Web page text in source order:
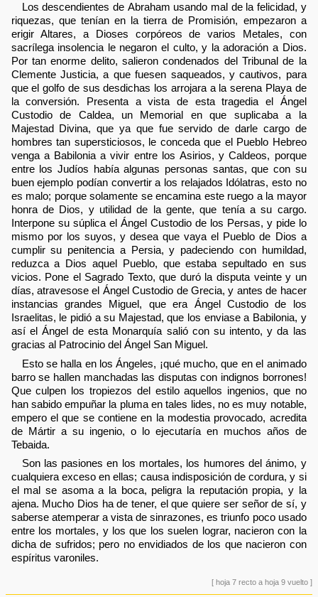
Los descendientes de Abraham usando mal de la felicidad, y
riquezas, que tenían en la tierra de Promisión, empezaron a
erigir Altares, a Dioses corpóreos de varios Metales, con
sacrílega insolencia le negaron el culto, y la adoración a Dios.
Por tan enorme delito, salieron condenados del Tribunal de la
Clemente Justicia, a que fuesen saqueados, y cautivos, para
que el golfo de sus desdichas los arrojara a la serena Playa de
la conversión. Presenta a vista de esta tragedia el Ángel
Custodio de Caldea, un Memorial en que suplicaba a la
Majestad Divina, que ya que fue servido de darle cargo de
hombres tan supersticiosos, le conceda que el Pueblo Hebreo
venga a Babilonia a vivir entre los Asirios, y Caldeos, porque
entre los Judíos había algunas personas santas, que con su
buen ejemplo podían convertir a los relajados Idólatras, esto no
es malo; porque solamente se encamina este ruego a la mayor
honra de Dios, y utilidad de la gente, que tenía a su cargo.
Interpone su súplica el Ángel Custodio de los Persas, y pide lo
mismo por los suyos, y desea que vaya el Pueblo de Dios a
cumplir su penitencia a Persia, y padeciendo con humildad,
reduzca a Dios aquel Pueblo, que estaba sepultado en sus
vicios. Pone el Sagrado Texto, que duró la disputa veinte y un
días, atravesose el Ángel Custodio de Grecia, y antes de hacer
instancias grandes Miguel, que era Ángel Custodio de los
Israelitas, le pidió a su Majestad, que los enviase a Babilonia, y
así el Ángel de esta Monarquía salió con su intento, y da las
gracias al Patrocinio del Ángel San Miguel.
Esto se halla en los Ángeles, ¡qué mucho, que en el animado
barro se hallen manchadas las disputas con indignos borrones!
Que culpen los tropiezos del estilo aquellos ingenios, que no
han sabido empuñar la pluma en tales lides, no es muy notable,
empero el que se contiene en la modestia provocado, acredita
de Mártir a su ingenio, o lo ejecutaría en muchos años de
Tebaida.
Son las pasiones en los mortales, los humores del ánimo, y
cualquiera exceso en ellas; causa indisposición de cordura, y si
el mal se asoma a la boca, peligra la reputación propia, y la
ajena. Mucho Dios ha de tener, el que quiere ser señor de sí, y
saberse atemperar a vista de sinrazones, es triunfo poco usado
entre los mortales, y los que los suelen lograr, nacieron con la
dicha de sufridos; pero no envidiados de los que nacieron con
espíritus varoniles.
[ hoja 7 recto a hoja 9 vuelto ]